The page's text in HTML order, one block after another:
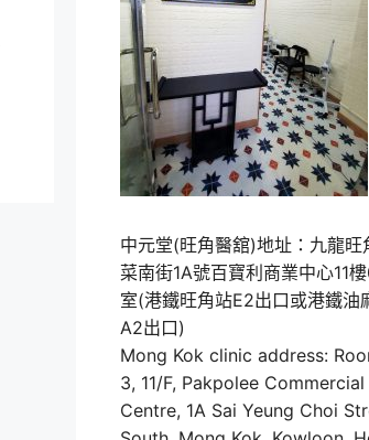
中元堂(旺角醫舘)地址：九龍旺
菜南街1A號百寶利商業中心11
室(港鐵旺角站E2出口或港鐵油
A2出口)
Mong Kok clinic address:
3, 11/F, Pakpolee Commercial
Centre, 1A Sai Yeung Choi